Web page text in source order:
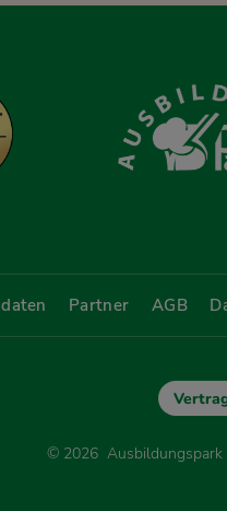
Partner AGB
© 2026 Ausbildungspark